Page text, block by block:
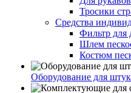
Тросики
Средства
Фильтр для
Шлем
Костюм
Оборудование для